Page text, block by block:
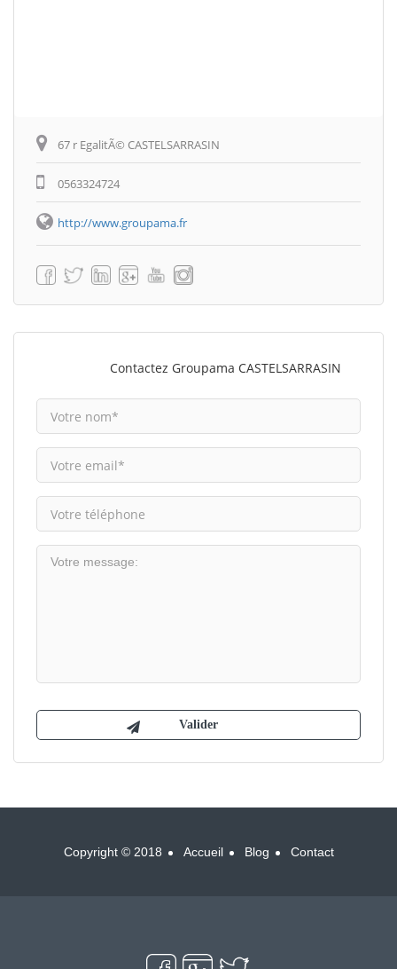
67 r EgalitÃ© CASTELSARRASIN
0563324724
http://www.groupama.fr
Contactez Groupama CASTELSARRASIN
Copyright © 2018 Accueil Blog Contact